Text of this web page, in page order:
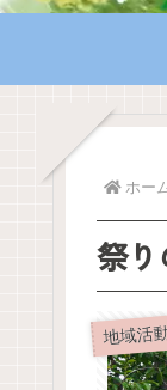
ホー
祭り
地域活